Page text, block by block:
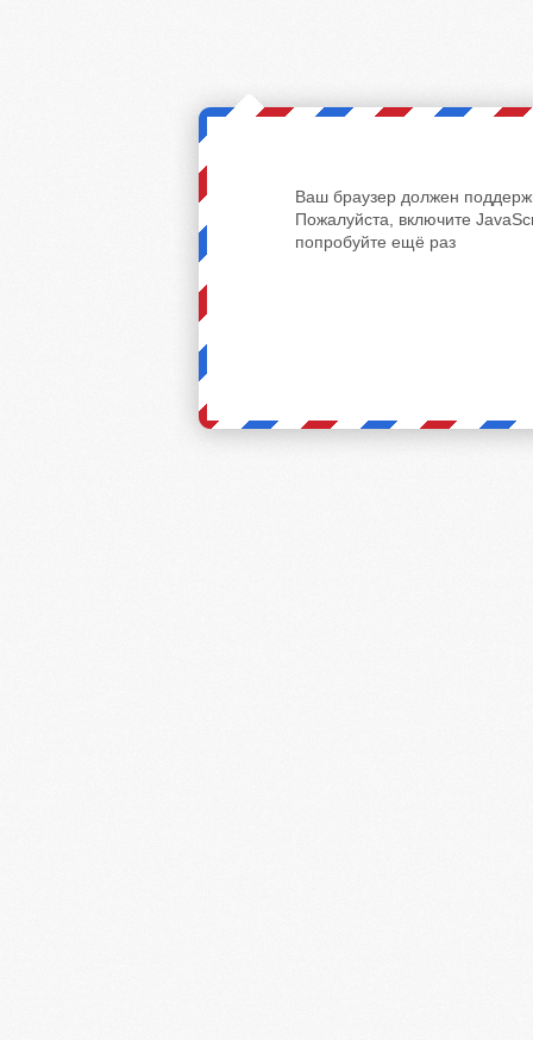
Ваш браузер должен
Пожалуйста, включите
попробуйте ещё раз